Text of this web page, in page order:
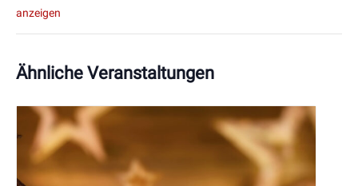
anzeigen
Ähnliche Veranstaltungen